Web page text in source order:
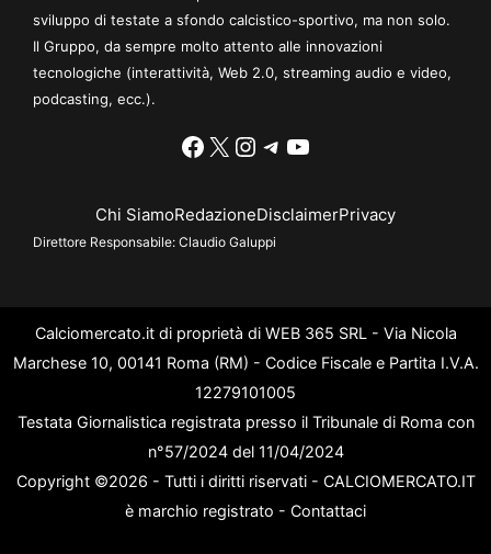
sviluppo di testate a sfondo calcistico-sportivo, ma non solo.
Il Gruppo, da sempre molto attento alle innovazioni
tecnologiche (interattività, Web 2.0, streaming audio e video,
podcasting, ecc.).
Facebook
X Instagram
Telegram
YouTube
Chi SiamoRedazioneDisclaimerPrivacy
Direttore Responsabile: Claudio Galuppi
Calciomercato.it di proprietà di WEB 365 SRL - Via Nicola
Marchese 10, 00141 Roma (RM) - Codice Fiscale e Partita I.V.A.
12279101005
Testata Giornalistica registrata presso il Tribunale di Roma con
n°57/2024 del 11/04/2024
Copyright ©2026 - Tutti i diritti riservati - CALCIOMERCATO.IT
è marchio registrato - Contattaci